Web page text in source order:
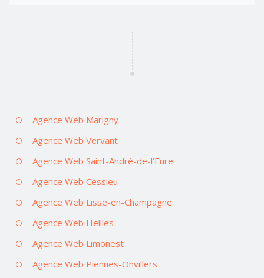
Agence Web Marigny
Agence Web Vervant
Agence Web Saint-André-de-l’Eure
Agence Web Cessieu
Agence Web Lisse-en-Champagne
Agence Web Heilles
Agence Web Limonest
Agence Web Piennes-Onvillers